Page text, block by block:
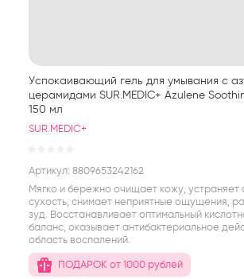
Успокаивающий гель для умывания с
церамидами SUR.MEDIC+ Azulene
150 мл
SUR.MEDIC+
Артикул: 8809653242162
Мягко и бережно очищает кожу, устраняет
сухость, снимает неприятные ощущения,
зуд. Восстанавливает оптимальный
баланс, оказывает антибактериальное
область воспалений.
ПОДАРОК от 1000 рублей